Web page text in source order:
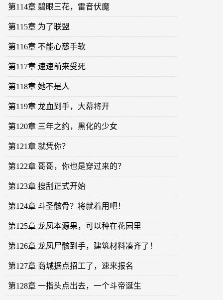
第114章 碧眼三花，雷音伏魔
第115章 为了联盟
第116章 不能心慈手软
第117章 速速前来受死
第118章 她不是人
第119章 龙血到手，大幕将开
第120章 三年之约，黑化的少女
第121章 就凭你？
第122章 哥哥，你也是穿过来的？
第123章 搜刮正式开始
第124章 斗圣骸骨？将就着用吧！
第125章 龙凤本源果，可以种在花园里
第126章 龙凤尸骸到手，建筑材料凑齐了！
第127章 商城据点招工了，速来报名
第128章 一指头点出去，一个斗帝诞生